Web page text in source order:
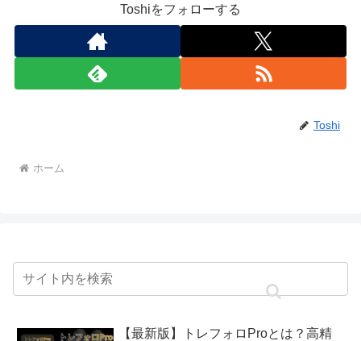
Toshiをフォローする
Toshi
ホーム
【最新版】トレフォロProとは？高精